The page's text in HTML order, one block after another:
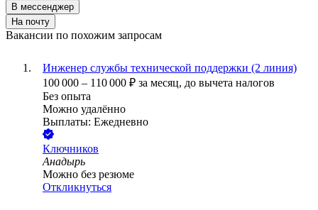
В мессенджер
На почту
Вакансии по похожим запросам
Инженер службы технической поддержки (2 линия)
100 000 – 110 000 ₽ за месяц, до вычета налогов
Без опыта
Можно удалённо
Выплаты: Ежедневно
Ключников
Анадырь
Можно без резюме
Откликнуться